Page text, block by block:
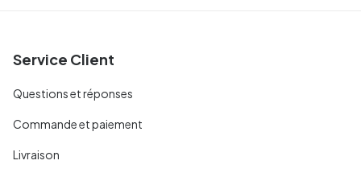
Service Client
Questions et réponses
Commande et paiement
Livraison